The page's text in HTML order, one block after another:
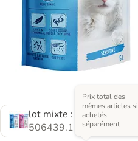
lot mixte : 2 x 5 L
506439.1
Prix total des
mêmes articles si
achetés
séparément